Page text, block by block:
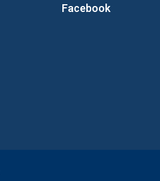
Facebook